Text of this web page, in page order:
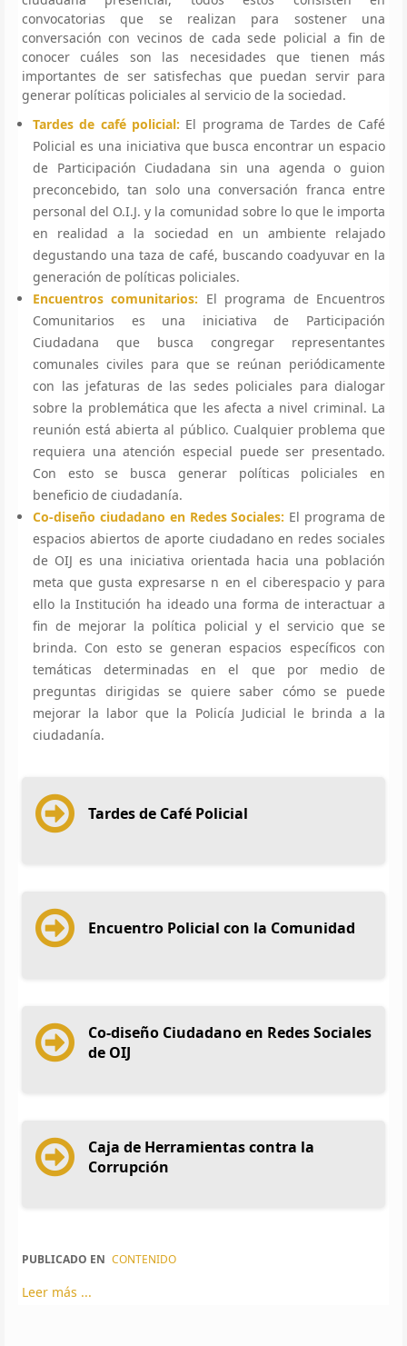
convocatorias que se realizan para sostener una
conversación con vecinos de cada sede policial a fin de
conocer cuáles son las necesidades que tienen más
importantes de ser satisfechas que puedan servir para
generar políticas policiales al servicio de la sociedad.
Tardes de café policial: El programa de Tardes de Café
Policial es una iniciativa que busca encontrar un espacio
de Participación Ciudadana sin una agenda o guion
preconcebido, tan solo una conversación franca entre
personal del O.I.J. y la comunidad sobre lo que le importa
en realidad a la sociedad en un ambiente relajado
degustando una taza de café, buscando coadyuvar en la
generación de políticas policiales.
Encuentros comunitarios: El programa de Encuentros
Comunitarios es una iniciativa de Participación
Ciudadana que busca congregar representantes
comunales civiles para que se reúnan periódicamente
con las jefaturas de las sedes policiales para dialogar
sobre la problemática que les afecta a nivel criminal. La
reunión está abierta al público. Cualquier problema que
requiera una atención especial puede ser presentado.
Con esto se busca generar políticas policiales en
beneficio de ciudadanía.
Co-diseño ciudadano en Redes Sociales: El programa de
espacios abiertos de aporte ciudadano en redes sociales
de OIJ es una iniciativa orientada hacia una población
meta que gusta expresarse n en el ciberespacio y para
ello la Institución ha ideado una forma de interactuar a
fin de mejorar la política policial y el servicio que se
brinda. Con esto se generan espacios específicos con
temáticas determinadas en el que por medio de
preguntas dirigidas se quiere saber cómo se puede
mejorar la labor que la Policía Judicial le brinda a la
ciudadanía.
Tardes de Café Policial
Encuentro Policial con la Comunidad
Co-diseño Ciudadano en Redes Sociales
de OIJ
Caja de Herramientas contra la
Corrupción
PUBLICADO EN CONTENIDO
Leer más ...